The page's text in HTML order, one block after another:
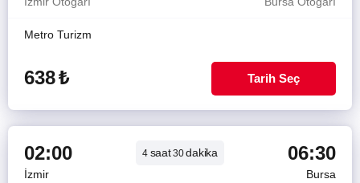
Metro Turizm
638₺ Tarih Seç
02:00 4 saat30dakika 06:30
İzmir
Bursa